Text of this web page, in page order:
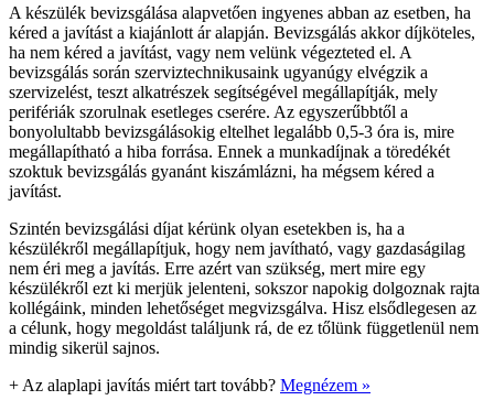
A készülék bevizsgálása alapvetően ingyenes abban az esetben, ha
kéred a javítást a kiajánlott ár alapján. Bevizsgálás akkor díjköteles,
ha nem kéred a javítást, vagy nem velünk végezteted el. A
bevizsgálás során szerviztechnikusaink ugyanúgy elvégzik a
szervizelést, teszt alkatrészek segítségével megállapítják, mely
perifériák szorulnak esetleges cserére. Az egyszerűbbtől a
bonyolultabb bevizsgálásokig eltelhet legalább 0,5-3 óra is, mire
megállapítható a hiba forrása. Ennek a munkadíjnak a töredékét
szoktuk bevizsgálás gyanánt kiszámlázni, ha mégsem kéred a
javítást.
Szintén bevizsgálási díjat kérünk olyan esetekben is, ha a
készülékről megállapítjuk, hogy nem javítható, vagy gazdaságilag
nem éri meg a javítás. Erre azért van szükség, mert mire egy
készülékről ezt ki merjük jelenteni, sokszor napokig dolgoznak rajta
kollégáink, minden lehetőséget megvizsgálva. Hisz elsődlegesen az
a célunk, hogy megoldást találjunk rá, de ez tőlünk függetlenül nem
mindig sikerül sajnos.
+ Az alaplapi javítás miért tart tovább? Megnézem »